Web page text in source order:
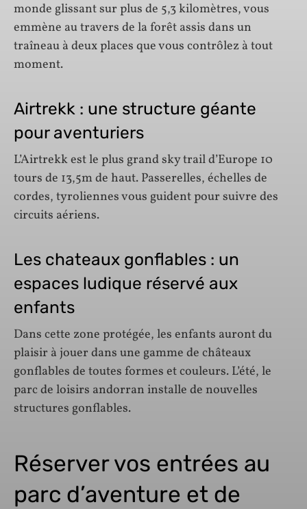
monde glissant sur plus de 5,3 kilomètres, vous
emmène au travers de la forêt assis dans un
traîneau à deux places que vous contrôlez à tout
moment.
Airtrekk : une structure géante
pour aventuriers
L’Airtrekk est le plus grand sky trail d’Europe 10
tours de 13,5m de haut. Passerelles, échelles de
cordes, tyroliennes vous guident pour suivre des
circuits aériens.
Les chateaux gonflables : un
espaces ludique réservé aux
enfants
Dans cette zone protégée, les enfants auront du
plaisir à jouer dans une gamme de châteaux
gonflables de toutes formes et couleurs. L’été, le
parc de loisirs andorran installe de nouvelles
structures gonflables.
Réserver vos entrées au
parc d’aventure et de